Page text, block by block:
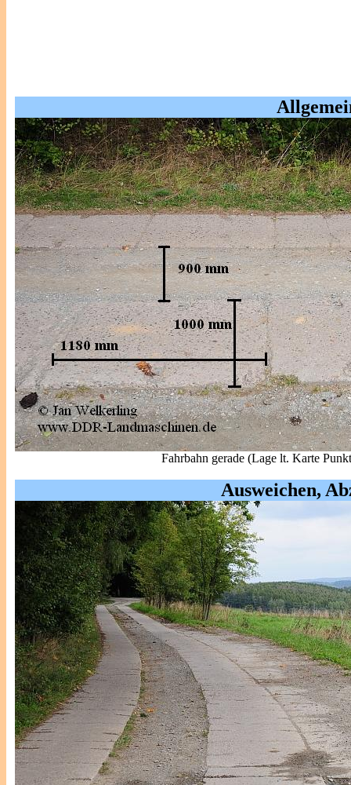
Fahrbahn gerade (Lage lt. Karte
Ausweichen,